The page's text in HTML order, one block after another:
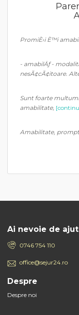
PromiÈ›i È™i
- amabilÄƒ -
nesÃ¢cÃ¢itoare.
Sunt foarte
amabilitate,
Amabilitate,
Ai nevoie de
0746 754 110
office@sejur24.ro
Despre
Despre noi